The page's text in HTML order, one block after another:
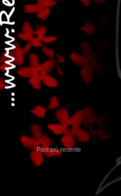
Post più recente